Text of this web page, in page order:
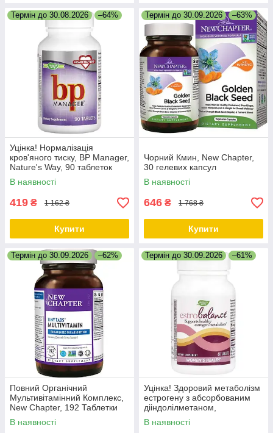
Термін до 30.08.2026 –64%
Уцінка! Нормалізація
кров'яного тиску, BP Manager,
Nature's Way, 90 таблеток
В наявності
419 ₴ 1 162 ₴
Купити
Термін до 30.09.2026 –63%
Чорний Кмин, New Chapter,
30 гелевих капсул
В наявності
646 ₴ 1 768 ₴
Купити
Термін до 30.09.2026 –62%
Повний Органічний
Мультивітамінний Комплекс,
New Chapter, 192 Таблетки
В наявності
Термін до 30.09.2026 –61%
Уцінка! Здоровий метаболізм
естрогену з абсорбованим
дііндолілметаном,
EstroBalance with Absorbable
BR-DIM, Nature's Way, 60 таб.
В наявності